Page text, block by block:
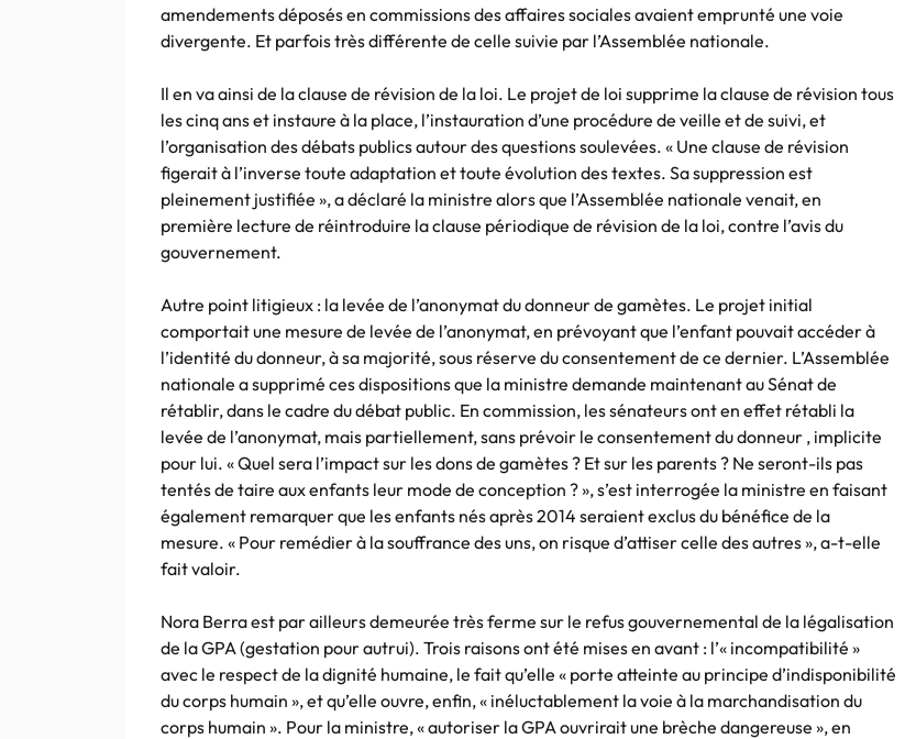
amendements déposés en commissions des affaires sociales avaient emprunté une voie
divergente. Et parfois très différente de celle suivie par l’Assemblée nationale.
Il en va ainsi de la clause de révision de la loi. Le projet de loi supprime la clause de révision tous
les cinq ans et instaure à la place, l’instauration d’une procédure de veille et de suivi, et
l’organisation des débats publics autour des questions soulevées. « Une clause de révision
figerait à l’inverse toute adaptation et toute évolution des textes. Sa suppression est
pleinement justifiée », a déclaré la ministre alors que l’Assemblée nationale venait, en
première lecture de réintroduire la clause périodique de révision de la loi, contre l’avis du
gouvernement.
Autre point litigieux : la levée de l’anonymat du donneur de gamètes. Le projet initial
comportait une mesure de levée de l’anonymat, en prévoyant que l’enfant pouvait accéder à
l’identité du donneur, à sa majorité, sous réserve du consentement de ce dernier. L’Assemblée
nationale a supprimé ces dispositions que la ministre demande maintenant au Sénat de
rétablir, dans le cadre du débat public. En commission, les sénateurs ont en effet rétabli la
levée de l’anonymat, mais partiellement, sans prévoir le consentement du donneur , implicite
pour lui. « Quel sera l’impact sur les dons de gamètes ? Et sur les parents ? Ne seront-ils pas
tentés de taire aux enfants leur mode de conception ? », s’est interrogée la ministre en faisant
également remarquer que les enfants nés après 2014 seraient exclus du bénéfice de la
mesure. « Pour remédier à la souffrance des uns, on risque d’attiser celle des autres », a-t-elle
fait valoir.
Nora Berra est par ailleurs demeurée très ferme sur le refus gouvernemental de la légalisation
de la GPA (gestation pour autrui). Trois raisons ont été mises en avant : l’« incompatibilité »
avec le respect de la dignité humaine, le fait qu’elle « porte atteinte au principe d’indisponibilité
du corps humain », et qu’elle ouvre, enfin, « inéluctablement la voie à la marchandisation du
corps humain ». Pour la ministre, « autoriser la GPA ouvrirait une brèche dangereuse », en